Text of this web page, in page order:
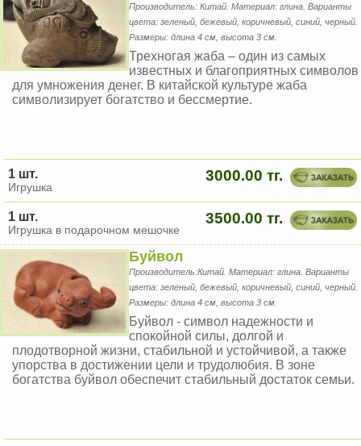
Производитель: Китай. Материал: глина. Варианты
цвета: зеленый, бежевый, коричневый, синий, черный.
Размеры: длина 4 см, высота 3 см.
Трехногая жаба – один из самых
известных и благоприятных символов
для умножения денег. В китайской культуре жаба
символизирует богатство и бессмертие.
3000.00 тг.
1 шт.
Игрушка
3500.00 тг.
1 шт.
Игрушка в подарочном мешочке
Буйвол
Производитель:Китай. Материал: глина. Варианты
цвета: зеленый, бежевый, коричневый, синий, черный.
Размеры: длина 4 см, высота 3 см.
Буйвол - символ надежности и
спокойной силы, долгой и
плодотворной жизни, стабильной и устойчивой, а также
упорства в достижении цели и трудолюбия. В зоне
богатства буйвол обеспечит стабильный достаток семьи.